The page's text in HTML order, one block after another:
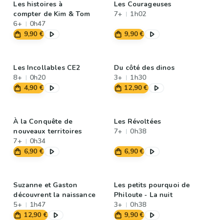
Les histoires à
compter de Kim & Tom
6+
0h47
9,90 €
Les Courageuses
7+
1h02
9,90 €
Les Incollables CE2
8+
0h20
4,90 €
Du côté des dinos
3+
1h30
12,90 €
À la Conquête de
nouveaux territoires
7+
0h34
6,90 €
Les Révoltées
7+
0h38
6,90 €
Suzanne et Gaston
découvrent la naissance
5+
1h47
12,90 €
Les petits pourquoi de
Philoute - La nuit
3+
0h38
9,90 €